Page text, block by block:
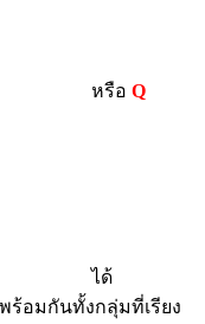
หรือ Q
ได้
ร้อมกันทั้งกลุ่มที่เรียง